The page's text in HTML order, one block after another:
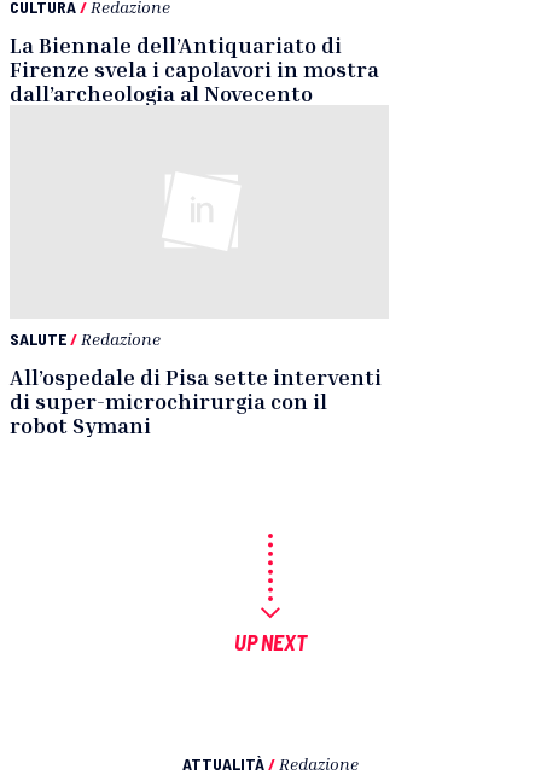
CULTURA/ Redazione
La Biennale dell’Antiquariato di
Firenze svela i capolavori in mostra
dall’archeologia al Novecento
SALUTE/ Redazione
All’ospedale di Pisa sette interventi
di super-microchirurgia con il
robot Symani
UP NEXT
ATTUALITÀ/ Redazione